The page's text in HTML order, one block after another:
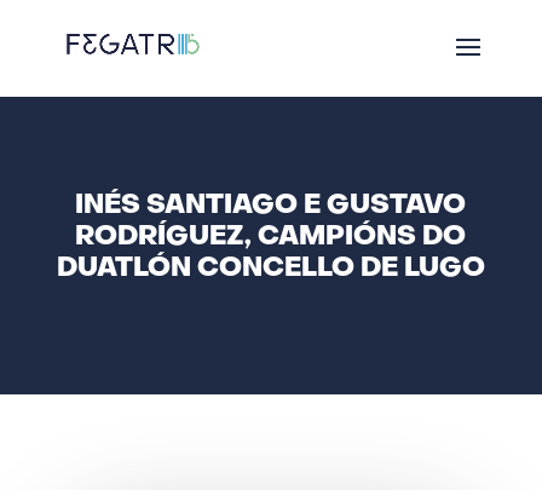
INÉS SANTIAGO E GUSTAVO
RODRÍGUEZ, CAMPIÓNS DO
DUATLÓN CONCELLO DE LUGO